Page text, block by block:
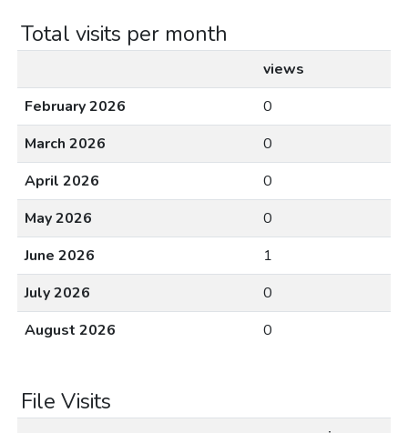
Total visits per month
views
February 2026
0
March 2026
0
April 2026
0
May 2026
0
June 2026
1
July 2026
0
August 2026
0
File Visits